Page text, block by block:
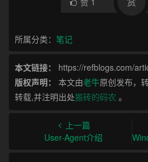
所属分类： 笔记
本文链接：
https://refblogs.com/
版权声明：
本文由老牛原创发布，
转载,并注明出处搬砖的码农 。
上一篇
User-Agent介绍